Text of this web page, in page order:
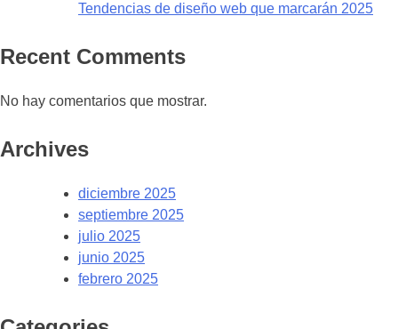
Tendencias de diseño web que marcarán 2025
Recent Comments
No hay comentarios que mostrar.
Archives
diciembre 2025
septiembre 2025
julio 2025
junio 2025
febrero 2025